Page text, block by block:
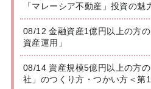
「マレーシア不動産」投資の魅
08/12 金融資産1億円以上の方
資産運用」
08/14 資産規模5億円以上の方
社」のつくり方・つかい方＜第